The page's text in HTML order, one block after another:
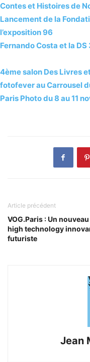
Contes et Histoires de
Lancement de la
l’exposition 96
Fernando Costa et la DS
4ème salon Des Livres
fotofever au Carrousel
Paris Photo du 8 au 11
Article précédent
VOG.Paris : Un
high technology
futuriste
Jean